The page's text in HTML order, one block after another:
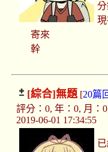
寄來
幹
[綜合]無題[20篇
評分：0, 年：0, 月：
2019-06-01 17:34:55